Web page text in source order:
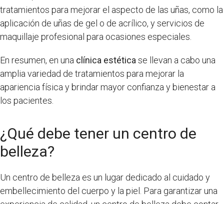
tratamientos para mejorar el aspecto de las uñas, como la
aplicación de uñas de gel o de acrílico, y servicios de
maquillaje profesional para ocasiones especiales.
En resumen, en una clínica estética se llevan a cabo una
amplia variedad de tratamientos para mejorar la
apariencia física y brindar mayor confianza y bienestar a
los pacientes.
¿Qué debe tener un centro de
belleza?
Un centro de belleza es un lugar dedicado al cuidado y
embellecimiento del cuerpo y la piel. Para garantizar una